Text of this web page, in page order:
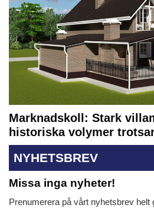
Marknadskoll: Stark
historiska volymer
NYHETSBREV
Missa inga nyheter!
Prenumerera på vårt nyhetsbrev helt